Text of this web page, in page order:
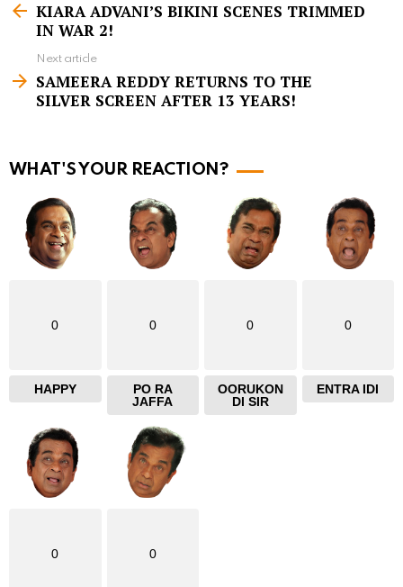
e
m
e
KIARA ADVANI’S BIKINI SCENES TRIMMED
IN WAR 2!
Next article
SAMEERA REDDY RETURNS TO THE
SILVER SCREEN AFTER 13 YEARS!
WHAT'S YOUR REACTION?
0
HAPPY
0
PO RA
JAFFA
0
OORUKON
DI SIR
0
ENTRA IDI
0 0